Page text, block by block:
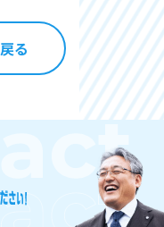
る